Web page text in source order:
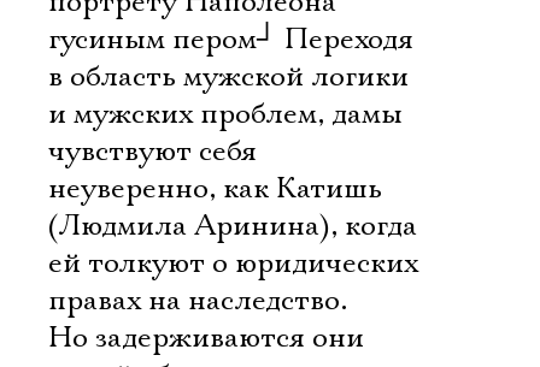
гусиным пером┘ Переходя
в область мужской логики
и мужских проблем, дамы
чувствуют себя
неуверенно, как Катишь
(Людмила Аринина), когда
ей толкуют о юридических
правах на наследство.
Но задерживаются они